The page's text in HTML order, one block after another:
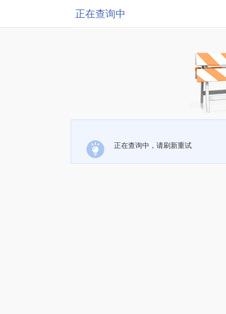
正在查询中
正在查询中，请刷新重试